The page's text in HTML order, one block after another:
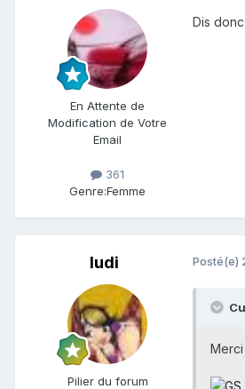
En Attente de
Modification de Votre
Email
361
Genre:Femme
Dis
ludi
Pilier du forum
Posté(e)